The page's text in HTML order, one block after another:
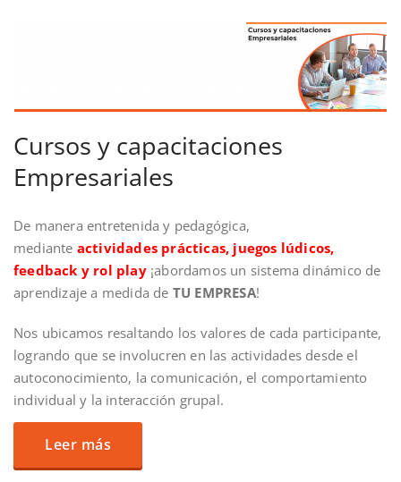
Cursos y capacitaciones
Empresariales
De manera entretenida y pedagógica,
mediante actividades prácticas, juegos lúdicos,
feedback y rol play ¡abordamos un sistema dinámico de
aprendizaje a medida de TU EMPRESA!
Nos ubicamos resaltando los valores de cada participante,
logrando que se involucren en las actividades desde el
autoconocimiento, la comunicación, el comportamiento
individual y la interacción grupal.
Leer más